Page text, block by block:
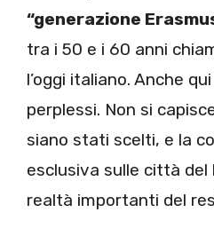
“generazione
tra i 50 e i 60 anni
l’oggi italiano. Anche
perplessi. Non si
siano stati scelti, e la
esclusiva sulle città del
realtà importanti del